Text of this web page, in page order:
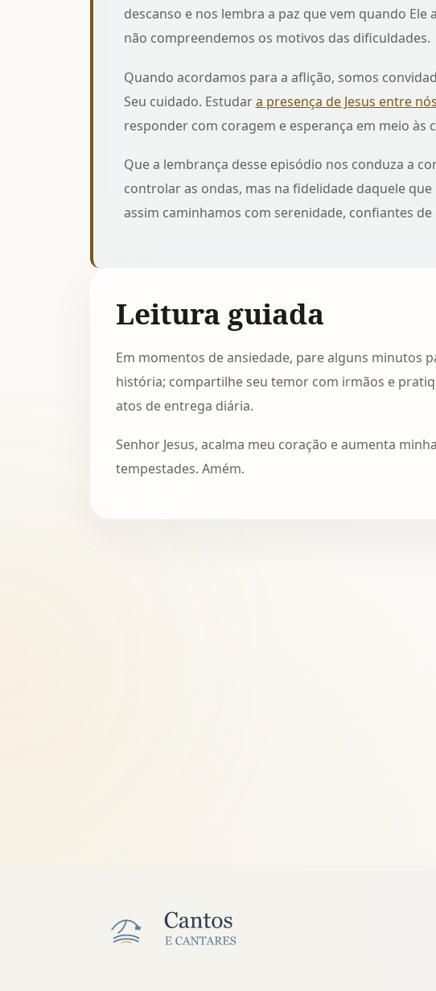
descanso e nos lembra a paz que vem quando Ele
não compreendemos os motivos das dificuldades.
Quando acordamos para a aflição, somos
Seu cuidado. Estudara presença de Jesus entre nós
responder com coragem e esperança em meio às
Que a lembrança desse episódio nos conduza a
controlar as ondas, mas na fidelidade daquele
assim caminhamos com serenidade, confiantes
Leitura guiada
Em momentos de ansiedade, pare alguns minutos
história; compartilhe seu temor com irmãos e
atos de entrega diária.
Senhor Jesus, acalma meu coração e aumenta
tempestades. Amém.